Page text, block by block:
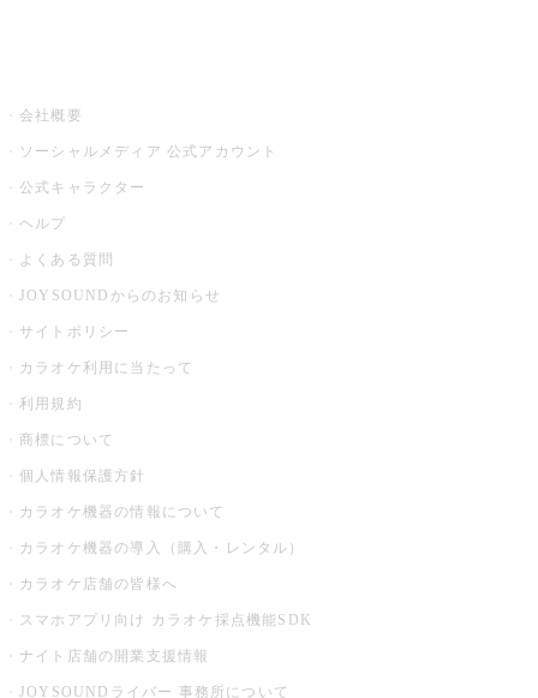
会社概要
ソーシャルメディア 公式アカウント
公式キャラクター
ヘルプ
よくある質問
JOYSOUNDからのお知らせ
サイトポリシー
カラオケ利用に当たって
利用規約
商標について
個人情報保護方針
カラオケ機器の情報について
カラオケ機器の導入（購入・レンタル）
カラオケ店舗の皆様へ
スマホアプリ向け カラオケ採点機能SDK
ナイト店舗の開業支援情報
JOYSOUNDライバー 事務所について